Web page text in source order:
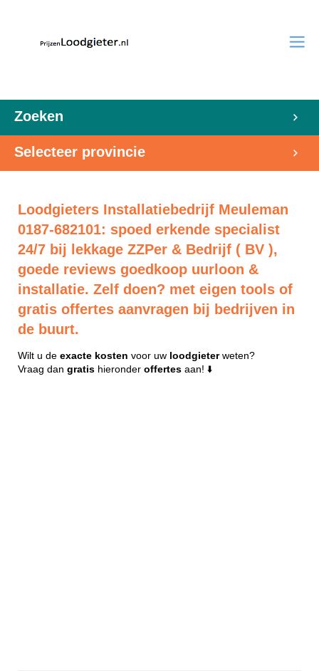
Zoeken
Selecteer provincie
Loodgieters Installatiebedrijf Meuleman
0187-682101: spoed erkende specialist
24/7 bij lekkage ZZPer & Bedrijf ( BV ),
goede reviews goedkoop uurloon &
installatie. Zelf doen? met eigen tools of
gratis offertes aanvragen bij bedrijven in
de buurt.
Wilt u de exacte kosten voor uw loodgieterweten?
Vraag dan gratis hieronder offertes aan! ⬇️